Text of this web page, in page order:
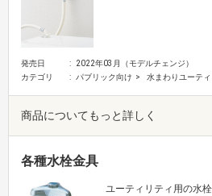
発売日
2022年03月（モデルチェンジ）
カテゴリ
パブリック向け 水まわりユーティ
商品についてもっと詳しく
各種水栓金具
ユーティリティ用の水